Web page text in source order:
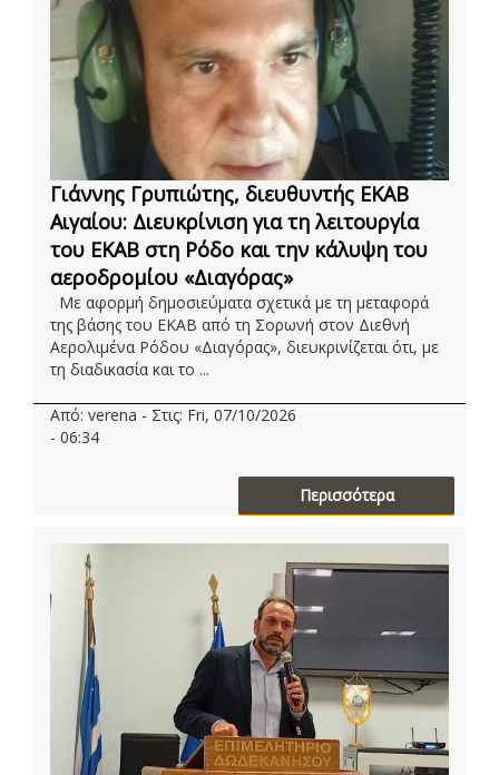
Γιάννης Γρυπιώτης, διευθυντής ΕΚΑΒ
Αιγαίου: Διευκρίνιση για τη λειτουργία
του ΕΚΑΒ στη Ρόδο και την κάλυψη του
αεροδρομίου «Διαγόρας»
Με αφορμή δημοσιεύματα σχετικά με τη μεταφορά
της βάσης του ΕΚΑΒ από τη Σορωνή στον Διεθνή
Αερολιμένα Ρόδου «Διαγόρας», διευκρινίζεται ότι, με
τη διαδικασία και το ...
Από: verena - Στις: Fri, 07/10/2026
- 06:34
Περισσότερα